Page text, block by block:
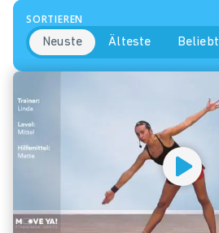
SORTIEREN
Neuste Älteste Beliebt